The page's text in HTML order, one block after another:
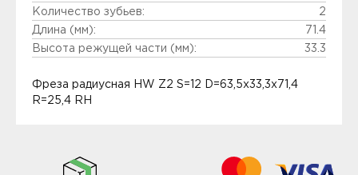
Количество зубьев:
2
Длина (мм):
71.4
Высота режущей части (мм):
33.3
Фреза радиусная HW Z2 S=12 D=63,5x33,3x71,4
R=25,4 RH